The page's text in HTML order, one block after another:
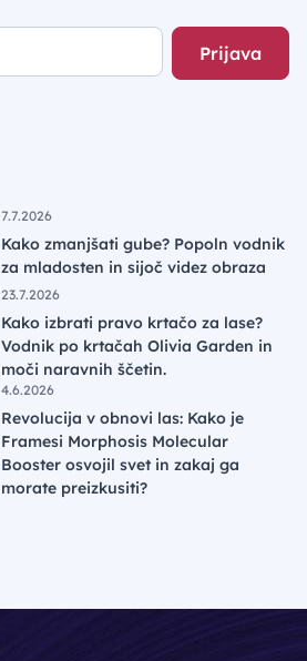
Prijava
7.7.2026
Kako zmanjšati gube? Popoln vodnik
za mladosten in sijoč videz obraza
23.7.2026
Kako izbrati pravo krtačo za lase?
Vodnik po krtačah Olivia Garden in
moči naravnih ščetin.
4.6.2026
Revolucija v obnovi las: Kako je
Framesi Morphosis Molecular
Booster osvojil svet in zakaj ga
morate preizkusiti?